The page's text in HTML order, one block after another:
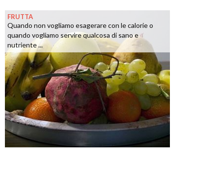
FRUTTA
Quando non vogliamo esagerare con le calorie o
quando vogliamo servire qualcosa di sano e
nutriente ...